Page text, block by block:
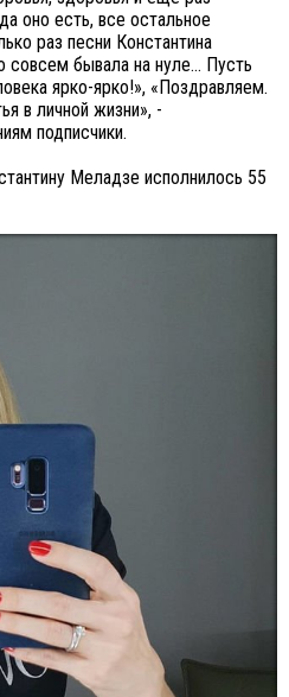
оно есть, все остальное
раз песни Константина
совсем бывала на нуле... Пусть
ярко-ярко!», «Поздравляем.
в личной жизни», -
подписчики.
Меладзе исполнилось 55